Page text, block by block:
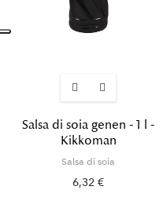
Salsa di soia genen - 1 l -
Kikkoman
Salsa di soia
6,32 €